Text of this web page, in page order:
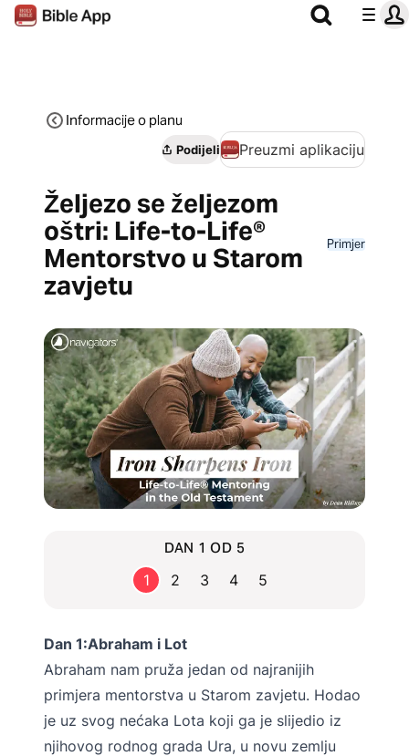
Informacije o planu
Podijeli Preuzmi aplikaciju
Željezo se željezom
oštri: Life-to-Life®
Mentorstvo u Starom
zavjetu
Primjer
DAN 1 OD 5
1 2 3 4 5
Dan 1:Abraham i Lot
Abraham nam pruža jedan od najranijih
primjera mentorstva u Starom zavjetu. Hodao
je uz svog nećaka Lota koji ga je slijedio iz
njihovog rodnog grada Ura, u novu zemlju